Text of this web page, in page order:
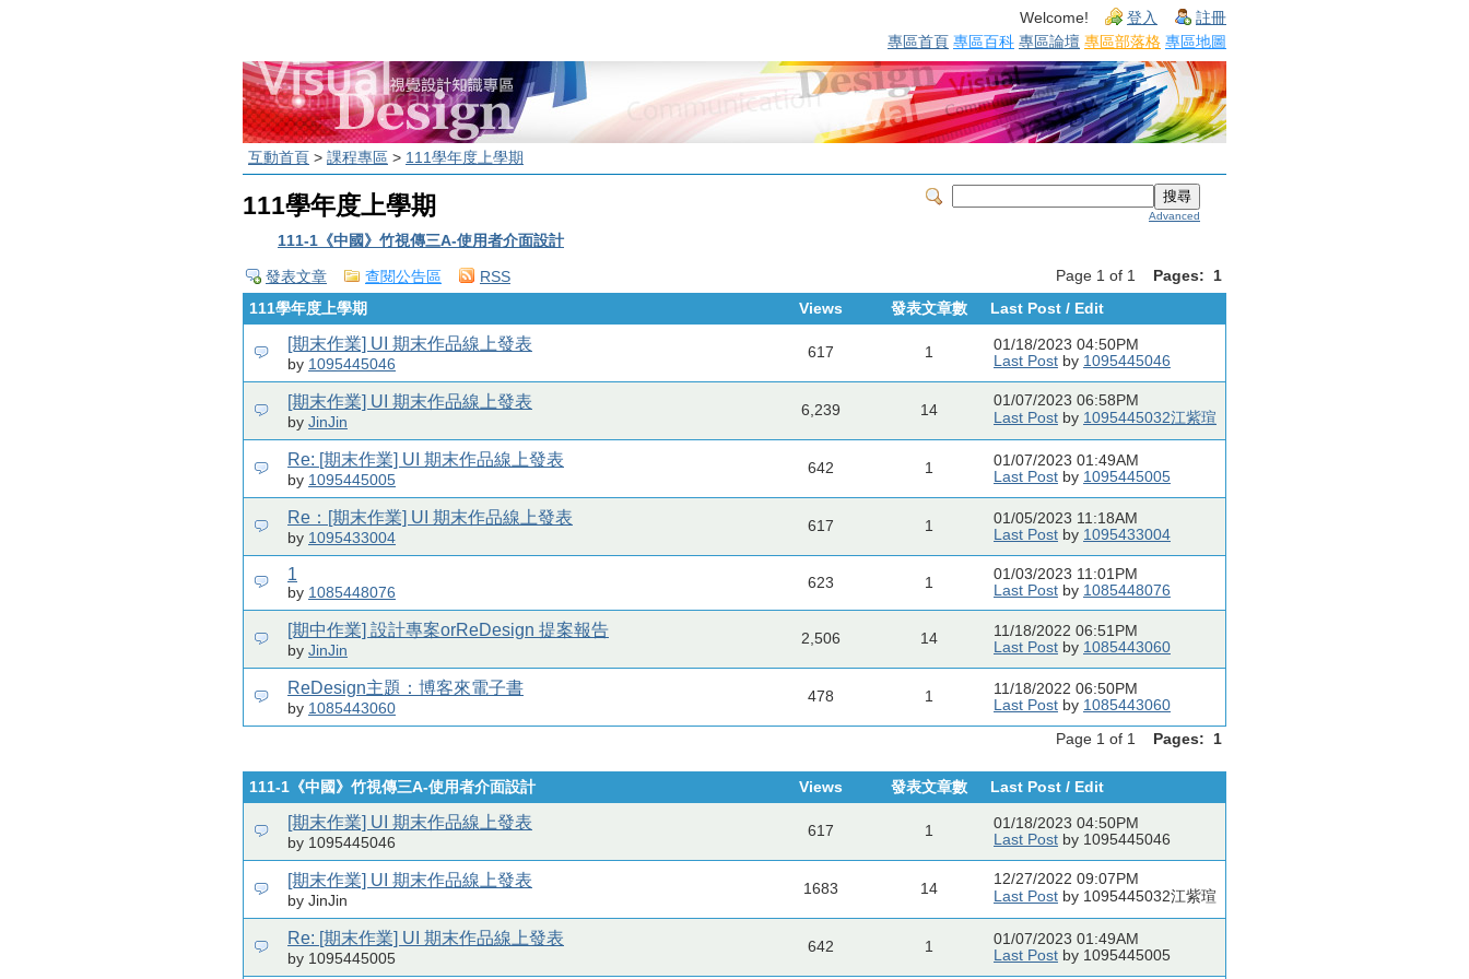
Welcome! 登入 註冊
專區首頁 專區百科 專區論壇 專區部落格 專區地圖
互動首頁 > 課程專區 > 111學年度上學期
Advanced
111學年度上學期
111-1《中國》竹視傳三A-使用者介面設計
Page 1 of 1 Pages: 1
發表文章 查閱公告區
RSS
111學年度上學期
Views 發表文章數 Last Post / Edit
[期末作業] UI 期末作品線上發表
by 1095445046
617 1
01/18/2023 04:50PM
Last Post by 1095445046
[期末作業] UI 期末作品線上發表
by JinJin
6,239 14
01/07/2023 06:58PM
Last Post by 1095445032江紫瑄
Re: [期末作業] UI 期末作品線上發表
by 1095445005
642 1
01/07/2023 01:49AM
Last Post by 1095445005
Re：[期末作業] UI 期末作品線上發表
by 1095433004
617 1
01/05/2023 11:18AM
Last Post by 1095433004
1
by 1085448076
623 1
01/03/2023 11:01PM
Last Post by 1085448076
[期中作業] 設計專案orReDesign 提案報告
by JinJin
2,506 14
11/18/2022 06:51PM
Last Post by 1085443060
ReDesign主題：博客來電子書
by 1085443060
478 1
11/18/2022 06:50PM
Last Post by 1085443060
Page 1 of 1 Pages: 1
111-1《中國》竹視傳三A-使用者介面設計 Views 發表文章數 Last Post / Edit
[期末作業] UI 期末作品線上發表
by 1095445046
617 1
01/18/2023 04:50PM
Last Post by 1095445046
[期末作業] UI 期末作品線上發表
by JinJin
1683 14
12/27/2022 09:07PM
Last Post by 1095445032江紫瑄
Re: [期末作業] UI 期末作品線上發表
by 1095445005
642 1
01/07/2023 01:49AM
Last Post by 1095445005